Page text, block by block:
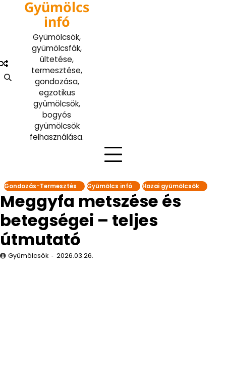
Gyümölcs
infó
Gyümölcsök,
gyümölcsfák,
ültetése,
termesztése,
gondozása,
egzotikus
gyümölcsök,
bogyós
gyümölcsök
felhasználása.
Gondozás-Termesztés Gyümölcs infó Hazai gyümölcsök
Meggyfa metszése és
betegségei – teljes
útmutató
Gyümölcsök 2026.03.26.